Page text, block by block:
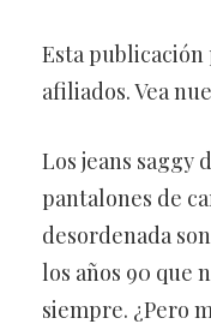
Esta
afiliados. Vea
Los jeans saggy
pantalones de
desordenada
los años 90 que
siempre. ¿Pero